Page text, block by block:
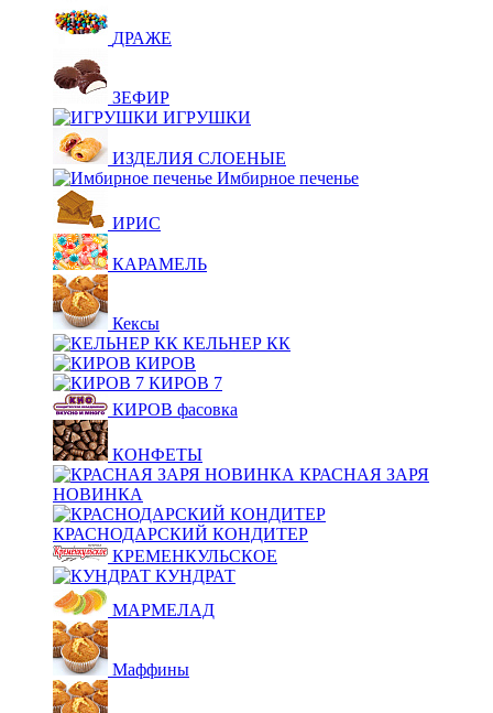
ДРАЖЕ
ЗЕФИР
ИГРУШКИ
ИЗДЕЛИЯ СЛОЕНЫЕ
Имбирное печенье
ИРИС
КАРАМЕЛЬ
Кексы
КЕЛЬНЕР КК
КИРОВ
КИРОВ 7
КИРОВ фасовка
КОНФЕТЫ
КРАСНАЯ ЗАРЯ
НОВИНКА
КРАСНОДАРСКИЙ КОНДИТЕР
КРЕМЕНКУЛЬСКОЕ
КУНДРАТ
МАРМЕЛАД
Маффины